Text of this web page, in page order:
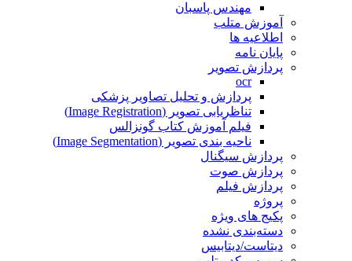
مهندس پاسبان
آموزش متلب
اطلاعیه ها
پایان نامه
پردازش تصویر
ocr
پردازش و تحلیل تصاویر پزشکی
تناظریابی تصویر (Image Registration)
فیلم آموزش کتاب گونزالس
ناحیه بندی تصویر (Image Segmentation)
پردازش سیگنال
پردازش صوت
پردازش فیلم
پروژه
پکیج های ویژه
دسته‌بندی نشده
دیتاست/دیتابیس